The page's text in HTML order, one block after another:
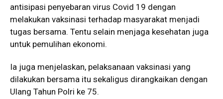
antisipasi penyebaran virus Covid 19 dengan
melakukan vaksinasi terhadap masyarakat menjadi
tugas bersama. Tentu selain menjaga kesehatan juga
untuk pemulihan ekonomi.
Ia juga menjelaskan, pelaksanaan vaksinasi yang
dilakukan bersama itu sekaligus dirangkaikan dengan
Ulang Tahun Polri ke 75.